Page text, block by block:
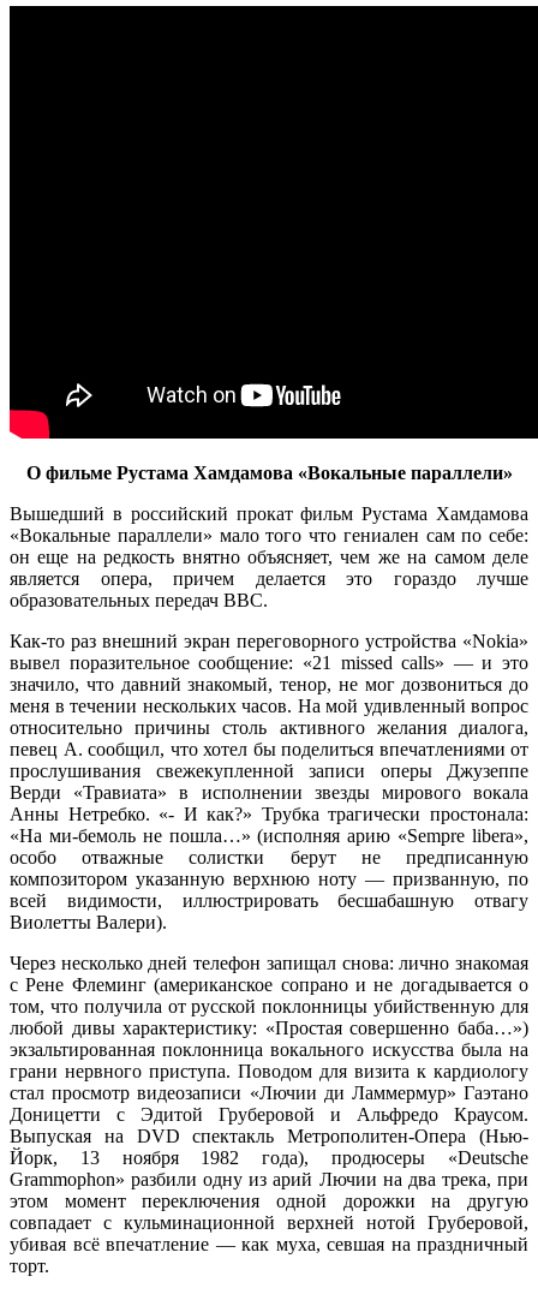
О фильме Рустама Хамдамова «Вокальные параллели»
Вышедший в российский прокат фильм Рустама Хамдамова
«Вокальные параллели» мало того что гениален сам по себе:
он еще на редкость внятно объясняет, чем же на самом деле
является опера, причем делается это гораздо лучше
образовательных передач BBC.
Как-то раз внешний экран переговорного устройства «Nokia»
вывел поразительное сообщение: «21 missed calls» — и это
значило, что давний знакомый, тенор, не мог дозвониться до
меня в течении нескольких часов. На мой удивленный вопрос
относительно причины столь активного желания диалога,
певец А. сообщил, что хотел бы поделиться впечатлениями от
прослушивания свежекупленной записи оперы Джузеппе
Верди «Травиата» в исполнении звезды мирового вокала
Анны Нетребко. «- И как?» Трубка трагически простонала:
«На ми-бемоль не пошла…» (исполняя арию «Sempre libera»,
особо отважные солистки берут не предписанную
композитором указанную верхнюю ноту — призванную, по
всей видимости, иллюстрировать бесшабашную отвагу
Виолетты Валери).
Через несколько дней телефон запищал снова: лично знакомая
с Рене Флеминг (американское сопрано и не догадывается о
том, что получила от русской поклонницы убийственную для
любой дивы характеристику: «Простая совершенно баба…»)
экзальтированная поклонница вокального искусства была на
грани нервного приступа. Поводом для визита к кардиологу
стал просмотр видеозаписи «Лючии ди Ламмермур» Гаэтано
Доницетти с Эдитой Груберовой и Альфредо Краусом.
Выпуская на DVD спектакль Метрополитен-Опера (Нью-
Йорк, 13 ноября 1982 года), продюсеры «Deutsche
Grammophon» разбили одну из арий Лючии на два трека, при
этом момент переключения одной дорожки на другую
совпадает с кульминационной верхней нотой Груберовой,
убивая всё впечатление — как муха, севшая на праздничный
торт.